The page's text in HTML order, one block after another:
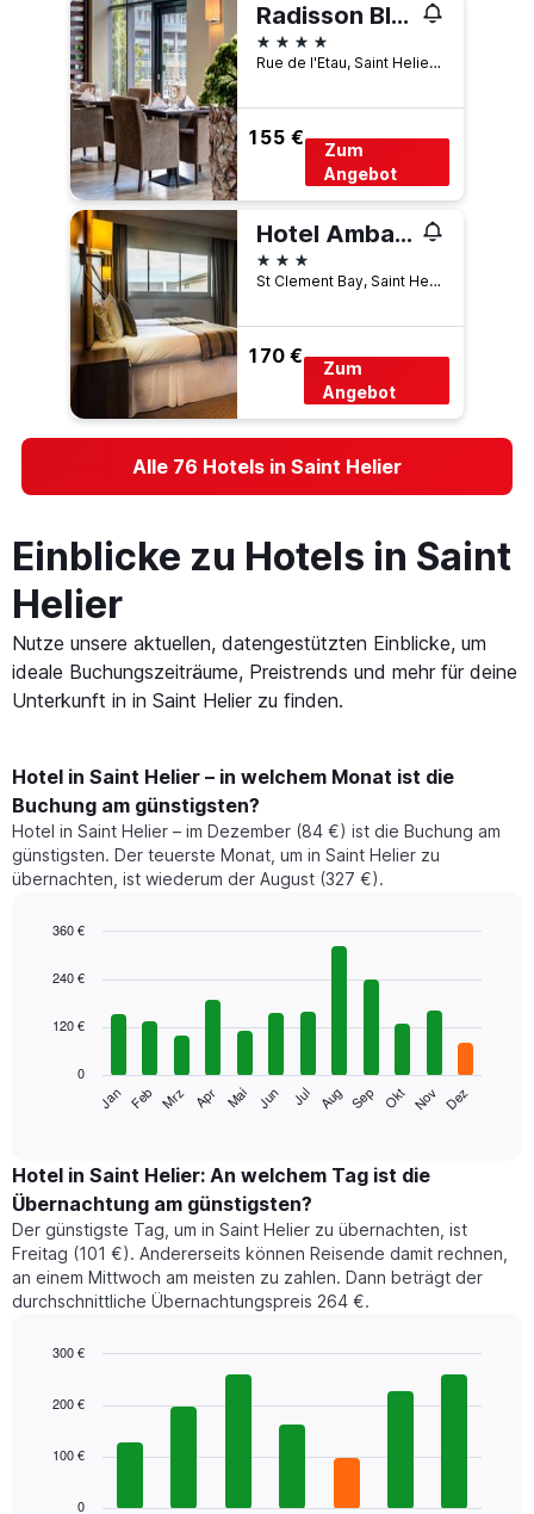
Radisson Blu Waterfront Hotel, Jersey
4 Sterne
Rue de l'Etau, Saint Helier, Jersey
155 €
Zum
Angebot
Hotel Ambassadeur
3 Sterne
St Clement Bay, Saint Helier, Jersey
170 €
Zum
Angebot
Alle 76 Hotels in Saint Helier
Einblicke zu Hotels in Saint
Helier
Nutze unsere aktuellen, datengestützten Einblicke, um
ideale Buchungszeiträume, Preistrends und mehr für deine
Unterkunft in in Saint Helier zu finden.
Hotel in Saint Helier – in welchem Monat ist die
Buchung am günstigsten?
Hotel in Saint Helier – im Dezember (84 €) ist die Buchung am
günstigsten. Der teuerste Monat, um in Saint Helier zu
übernachten, ist wiederum der August (327 €).
chart
bars.
folgende
den
durchschnittlichen
Zimmerpreis
im
jeweiligen
Monat
an.
Diagramm
die
graphic.
Jan Feb Mrz Apr Mai Jun Jul Aug Sep Okt Nov Dez
0
120 €
240 €
360 €
Hotel in Saint Helier: An welchem Tag ist die
Übernachtung am günstigsten?
Der günstigste Tag, um in Saint Helier zu übernachten, ist
Freitag (101 €). Andererseits können Reisende damit rechnen,
an einem Mittwoch am meisten zu zahlen. Dann beträgt der
durchschnittliche Übernachtungspreis 264 €.
chart
bars.
0
100 €
200 €
300 €